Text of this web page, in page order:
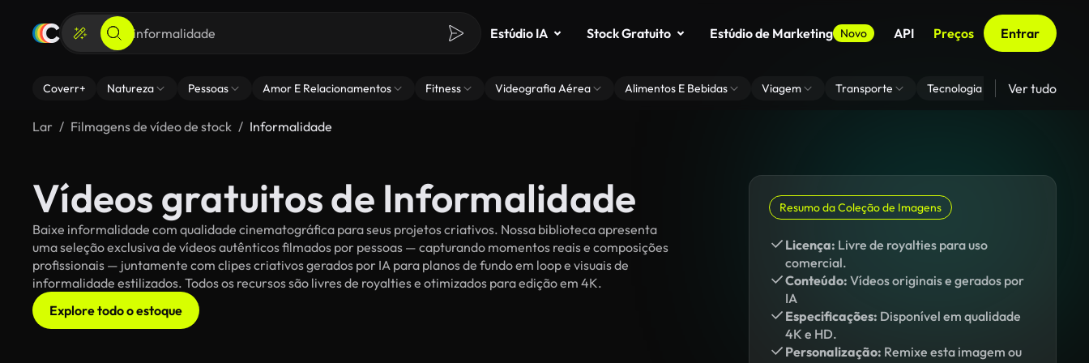
Estúdio IA Stock Gratuito Estúdio de Marketing Novo API Preços Entrar
Coverr+ Natureza Pessoas Amor E Relacionamentos Fitness Videografia Aérea Alimentos E Bebidas Viagem Transporte Tecnologia Zoom De
Ver tudo
Lar Filmagens de vídeo de stock Informalidade
Vídeos gratuitos de Informalidade
Baixe informalidade com qualidade cinematográfica para seus projetos criativos. Nossa biblioteca apresenta
uma seleção exclusiva de vídeos autênticos filmados por pessoas — capturando momentos reais e composições
profissionais — juntamente com clipes criativos gerados por IA para planos de fundo em loop e visuais de
informalidade estilizados. Todos os recursos são livres de royalties e otimizados para edição em 4K.
Explore todo o estoque
Resumo da Coleção de Imagens
Licença: Livre de royalties para uso
comercial.
Conteúdo: Vídeos originais e gerados por
IA
Especificações: Disponível em qualidade
4K e HD.
Personalização: Remixe esta imagem ou